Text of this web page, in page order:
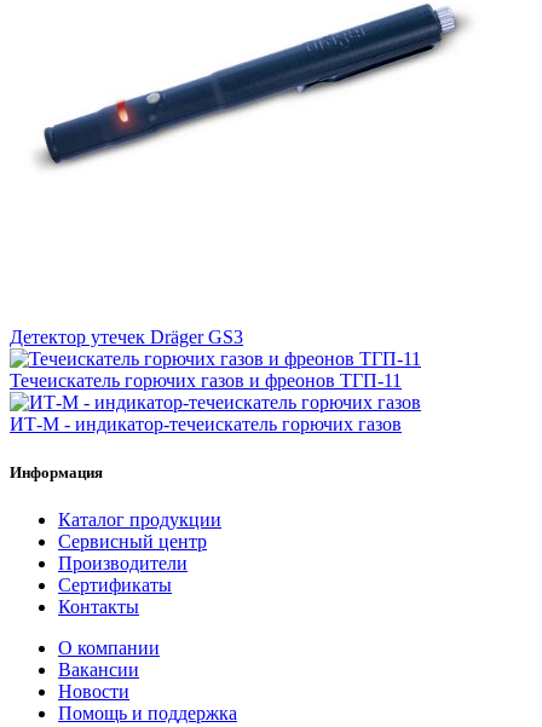
Детектор утечек Dräger GS3
Течеискатель горючих газов и фреонов ТГП-11
ИТ-М - индикатор-течеискатель горючих газов
Информация
Каталог продукции
Сервисный центр
Производители
Сертификаты
Контакты
О компании
Вакансии
Новости
Помощь и поддержка